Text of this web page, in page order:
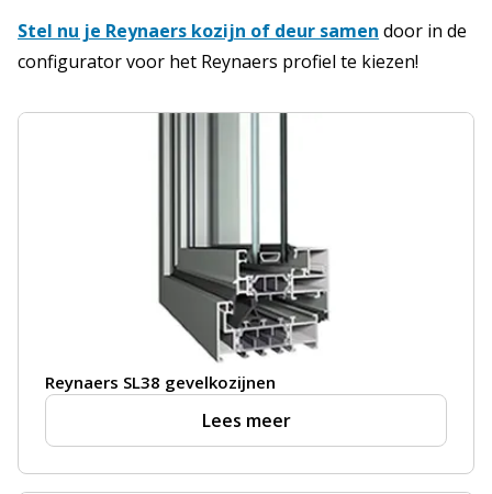
Stel nu je Reynaers kozijn of deur samen door in de
configurator voor het Reynaers profiel te kiezen!
Reynaers SL38 gevelkozijnen
Lees meer